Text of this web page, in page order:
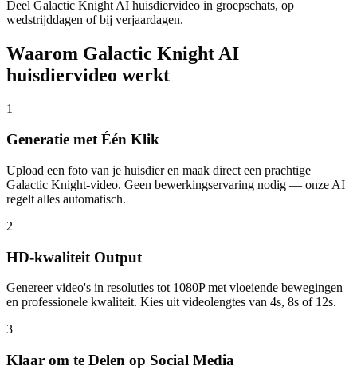
Deel Galactic Knight AI huisdiervideo in groepschats, op
wedstrijddagen of bij verjaardagen.
Waarom Galactic Knight AI
huisdiervideo werkt
1
Generatie met Één Klik
Upload een foto van je huisdier en maak direct een prachtige
Galactic Knight-video. Geen bewerkingservaring nodig — onze AI
regelt alles automatisch.
2
HD-kwaliteit Output
Genereer video's in resoluties tot 1080P met vloeiende bewegingen
en professionele kwaliteit. Kies uit videolengtes van 4s, 8s of 12s.
3
Klaar om te Delen op Social Media